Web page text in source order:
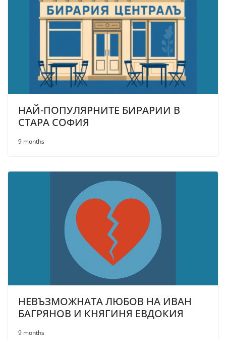
НАЙ-ПОПУЛЯРНИТЕ БИРАРИИ В
СТАРА СОФИЯ
9 months
НЕВЪЗМОЖНАТА ЛЮБОВ НА ИВАН
БАГРЯНОВ И КНЯГИНЯ ЕВДОКИЯ
9 months